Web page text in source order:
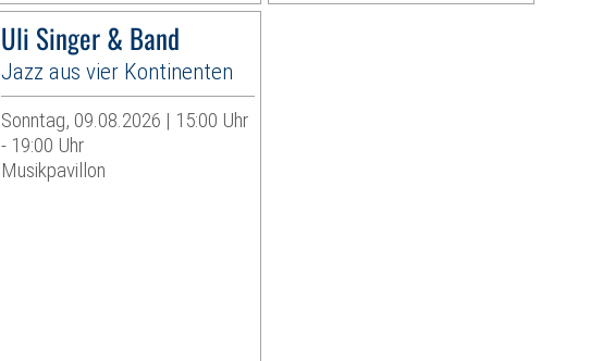
Uli Singer & Band
Jazz aus vier Kontinenten
Sonntag, 09.08.2026 | 15:00 Uhr
- 19:00 Uhr
Musikpavillon